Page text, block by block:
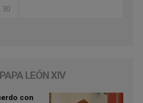
30
PAPA LEÓN XIV
con